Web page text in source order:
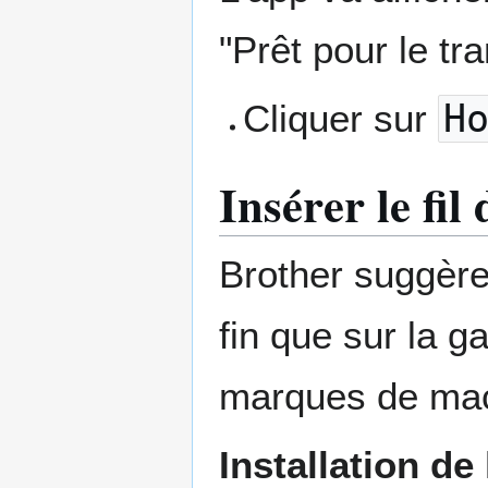
"Prêt pour le
Cliquer sur
Insérer le fil
Brother
fin que sur la
marques de
Installation de